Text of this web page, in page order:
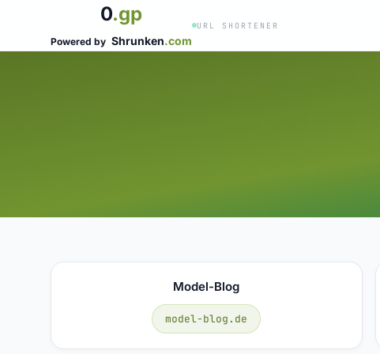
0.gp
Powered by Shrunken.com
URL SHORTENER
Model-Blog
model-blog.de